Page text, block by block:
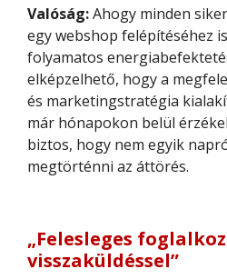
Valóság:Ahogy minden
egy webshop felépítéséhez
folyamatos
elképzelhető, hogy a
és marketingstratégia
már hónapokon belül
biztos, hogy nem egyik
megtörténni az áttörés.
„Felesleges
visszaküldéssel”